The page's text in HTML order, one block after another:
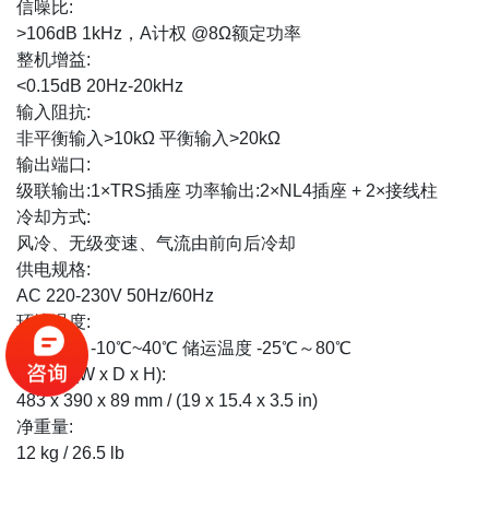
信噪比:
>106dB 1kHz，A计权 @8Ω额定功率
整机增益:
<0.15dB 20Hz-20kHz
输入阻抗:
非平衡输入>10kΩ 平衡输入>20kΩ
输出端口:
级联输出:1×TRS插座 功率输出:2×NL4插座 + 2×接线柱
冷却方式:
风冷、无级变速、气流由前向后冷却
供电规格:
AC 220-230V 50Hz/60Hz
环境温度:
工作温度 -10℃~40℃ 储运温度 -25℃～80℃
净尺寸 (W x D x H):
483 x 390 x 89 mm / (19 x 15.4 x 3.5 in)
净重量:
12 kg / 26.5 lb